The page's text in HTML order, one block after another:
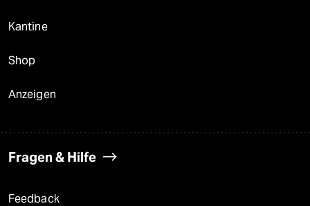
Kantine
Shop
Anzeigen
Fragen & Hilfe
Feedback